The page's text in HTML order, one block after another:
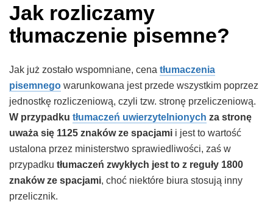
Jak rozliczamy
tłumaczenie pisemne?
Jak już zostało wspomniane, cena tłumaczenia
pisemnego warunkowana jest przede wszystkim poprzez
jednostkę rozliczeniową, czyli tzw. stronę przeliczeniową.
W przypadku tłumaczeń uwierzytelnionych za stronę
uważa się 1125 znaków ze spacjami i jest to wartość
ustalona przez ministerstwo sprawiedliwości, zaś w
przypadku tłumaczeń zwykłych jest to z reguły 1800
znaków ze spacjami, choć niektóre biura stosują inny
przelicznik.